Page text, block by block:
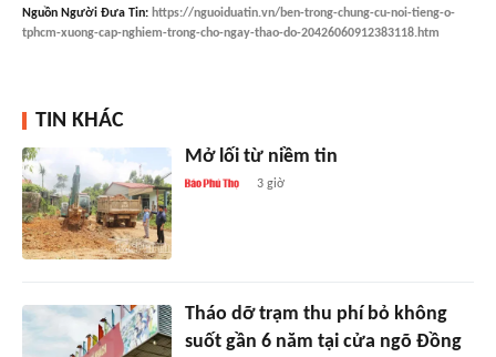
Nguồn Người Đưa Tin: https://nguoiduatin.vn/ben-trong-chung-cu-noi-tieng-o-
tphcm-xuong-cap-nghiem-trong-cho-ngay-thao-do-20426060912383118.htm
TIN KHÁC
Mở lối từ niềm tin
3 giờ
Tháo dỡ trạm thu phí bỏ không
suốt gần 6 năm tại cửa ngõ Đồng